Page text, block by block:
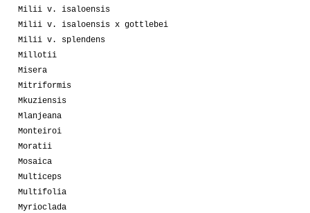
Milii v. isaloensis
Milii v. isaloensis x gottlebei
Milii v. splendens
Millotii
Misera
Mitriformis
Mkuziensis
Mlanjeana
Monteiroi
Moratii
Mosaica
Multiceps
Multifolia
Myrioclada